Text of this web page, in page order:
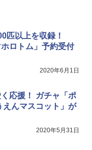
ロック GLOCK
シリーズ ぬいぐ
1ピース】 エナジーラ
ブ らぶぶ ポップマー
プラモデル ギフト 推
匹以上を収録！
ロトム」予約受付
2020年6月1日
応援！ ガチャ「ポ
えんマスコット」が
2020年5月31日